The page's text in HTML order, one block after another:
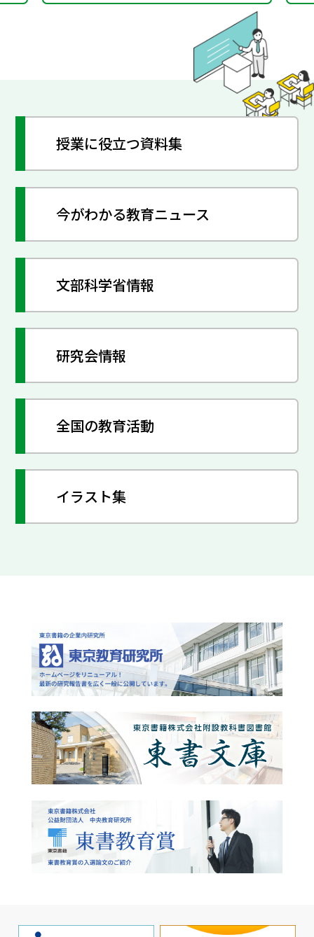
授業に役立つ資料集
今がわかる教育ニュース
文部科学省情報
研究会情報
全国の教育活動
イラスト集